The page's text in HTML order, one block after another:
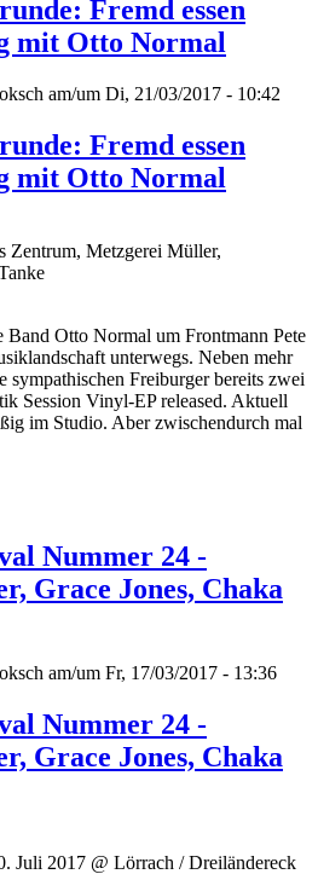
Fremd essen
mit Otto Normal
am/um Di, 21/03/2017 - 10:42
Fremd essen
mit Otto Normal
Zentrum, Metzgerei Müller,
Band Otto Normal um Frontmann Pete
unterwegs. Neben mehr
sympathischen Freiburger bereits zwei
Session Vinyl-EP released. Aktuell
im Studio. Aber zwischendurch mal
Nummer 24 -
Grace Jones, Chaka
am/um Fr, 17/03/2017 - 13:36
Nummer 24 -
Grace Jones, Chaka
Juli 2017 @ Lörrach / Dreiländereck